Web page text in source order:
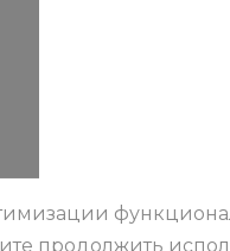
продолжить